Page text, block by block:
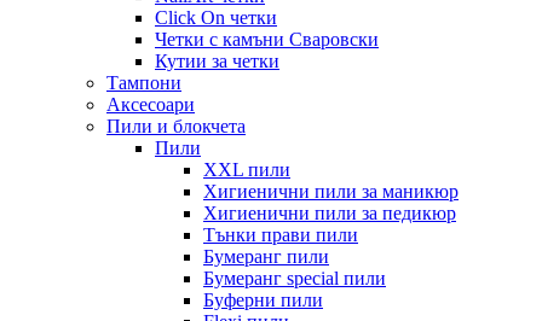
Click On четки
Четки с камъни Сваровски
Кутии за четки
Тампони
Аксесоари
Пили и блокчета
Пили
XXL пили
Хигиенични пили за маникюр
Хигиенични пили за педикюр
Тънки прави пили
Бумеранг пили
Бумеранг special пили
Буферни пили